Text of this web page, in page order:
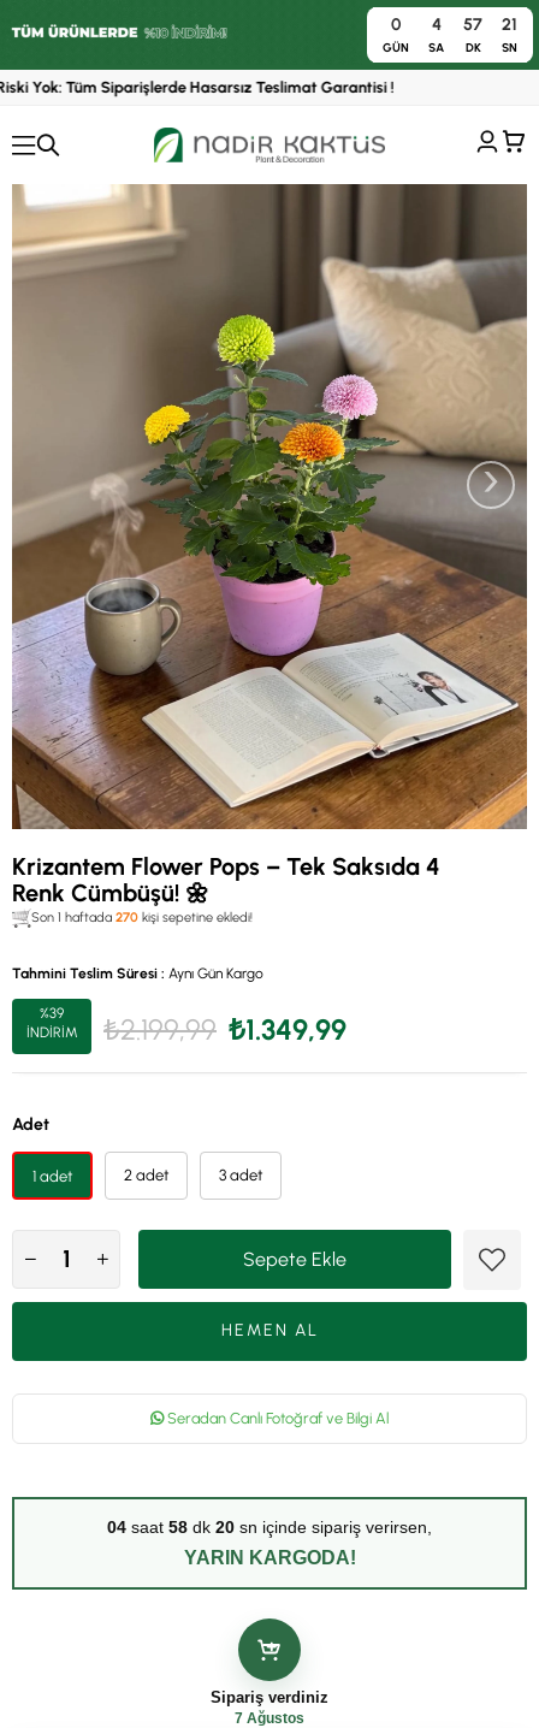
0
GÜN
4
SA
57
DK
20
SN
Yok: Tüm Siparişlerde Hasarsız Teslimat Garantisi !
›
Krizantem Flower Pops – Tek Saksıda 4
Renk Cümbüşü! 🌼
Son 1 haftada 270 kişi sepetine ekledi!
Tahmini Teslim Süresi : Aynı Gün Kargo
%39
İNDIRIM
₺2.199,99 ₺1.349,99
Adet
1 adet 2 adet 3 adet
Seradan Canlı Fotoğraf ve Bilgi Al
04 saat 58 dk 20 sn içinde sipariş verirsen,
YARIN KARGODA!
Sipariş verdiniz
7 Ağustos